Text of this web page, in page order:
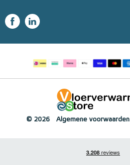
© 2026 Algemene voorwaarden